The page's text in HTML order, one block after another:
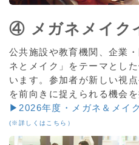
④ メガネメイク
公共施設や教育機関、企業
ネとメイク」をテーマとし
います。参加者が新しい視
を前向きに捉えられる機会
▶2026年度・メガネ＆メイ
(※詳しくはこちら）